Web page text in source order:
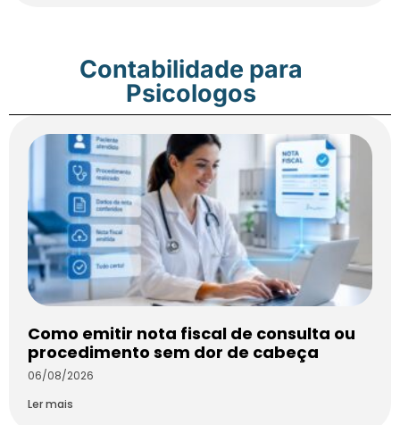
Contabilidade para
Psicologos
Como emitir nota fiscal de consulta ou
procedimento sem dor de cabeça
06/08/2026
Ler mais